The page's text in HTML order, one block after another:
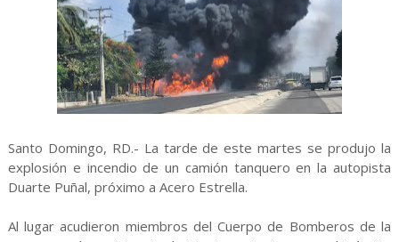
Santo Domingo, RD.- La tarde de este martes se produjo la
explosión e incendio de un camión tanquero en la autopista
Duarte Puñal, próximo a Acero Estrella.
Al lugar acudieron miembros del Cuerpo de Bomberos de la